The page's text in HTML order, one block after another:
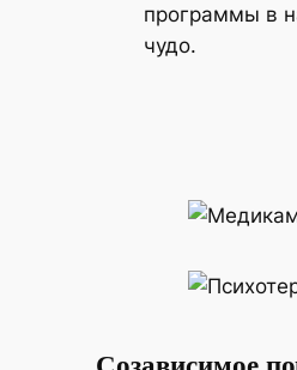
программы в
чудо.